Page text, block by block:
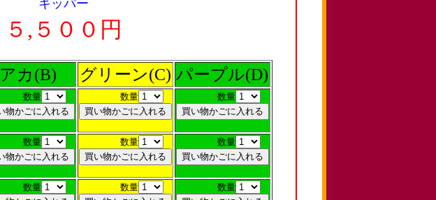
キッパー
５,５００円
アカ(B) グリーン(C) パープル(D)
数量 数量 数量
数量 数量 数量
数量 数量 数量